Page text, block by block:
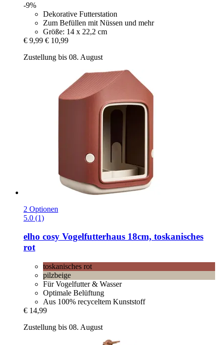
-9%
Dekorative Futterstation
Zum Befüllen mit Nüssen und mehr
Größe: 14 x 22,2 cm
€ 9,99 € 10,99
Zustellung bis 08. August
2 Optionen
5.0 (1)
elho cosy Vogelfutterhaus 18cm, toskanisches
rot
toskanisches rot
pilzbeige
Für Vogelfutter & Wasser
Optimale Belüftung
Aus 100% recyceltem Kunststoff
€ 14,99
Zustellung bis 08. August